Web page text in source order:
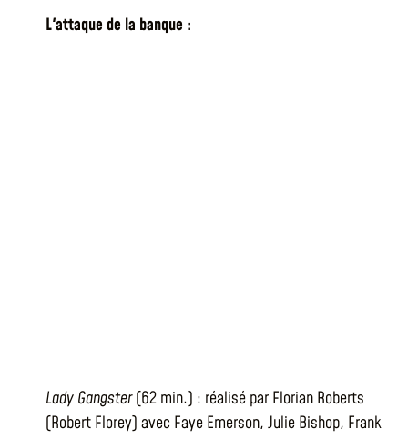
L'attaque de la banque :
Lady Gangster(62 min.) : réalisé par Florian Roberts
(Robert Florey) avec Faye Emerson, Julie Bishop, Frank